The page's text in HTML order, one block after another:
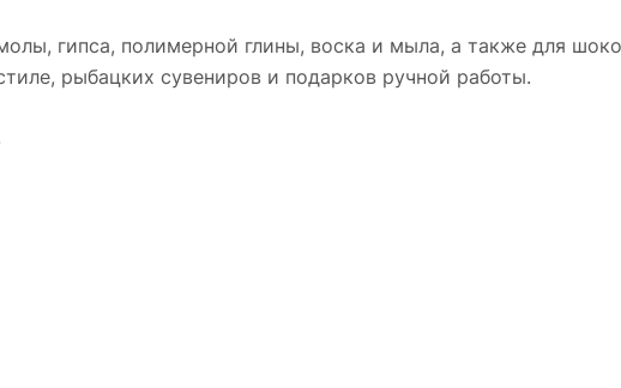
гипса, полимерной глины, воска и мыла, а также для
рыбацких сувениров и подарков ручной работы.